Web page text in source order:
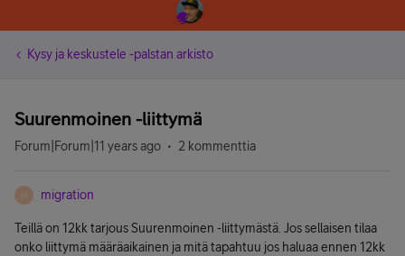
Kysy ja keskustele -palstan arkisto
Suurenmoinen -liittymä
Forum|Forum|11 years ago 2 kommenttia
M migration
Teillä on 12kk tarjous Suurenmoinen -liittymästä. Jos sellaisen tilaa
onko liittymä määräaikainen ja mitä tapahtuu jos haluaa ennen 12kk